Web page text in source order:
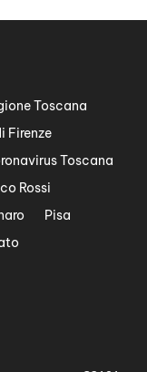
Toscana
Firenze
Toscana
Rossi
Pisa